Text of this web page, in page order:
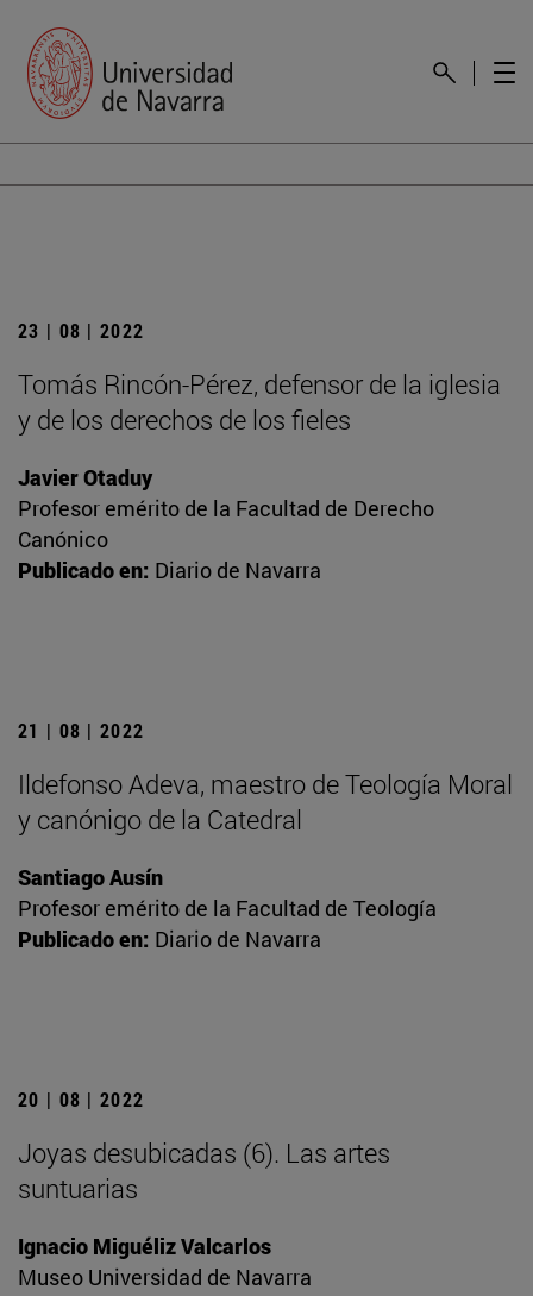
23 | 08 | 2022
Tomás Rincón-Pérez, defensor de la iglesia
y de los derechos de los fieles
Javier Otaduy
Profesor emérito de la Facultad de Derecho
Canónico
Publicado en: Diario de Navarra
21 | 08 | 2022
Ildefonso Adeva, maestro de Teología Moral
y canónigo de la Catedral
Santiago Ausín
Profesor emérito de la Facultad de Teología
Publicado en: Diario de Navarra
20 | 08 | 2022
Joyas desubicadas (6). Las artes
suntuarias
Ignacio Miguéliz Valcarlos
Museo Universidad de Navarra